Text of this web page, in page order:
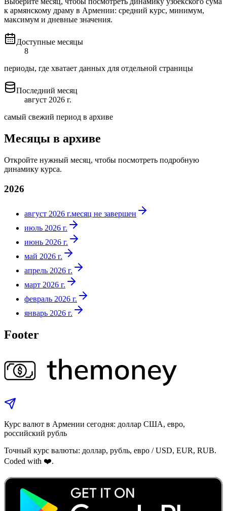
к армянскому драму в Армении: средний курс, минимум,
максимум и дневные значения.
Доступные месяцы
8
периоды, где хватает данных для отдельной страницы
Последний месяц
август 2026 г.
самый свежий период в архиве
Месяцы в архиве
Откройте нужный месяц, чтобы посмотреть подробную
динамику курса.
2026
август 2026 г.месяц не завершен
июль 2026 г.
июнь 2026 г.
май 2026 г.
апрель 2026 г.
март 2026 г.
февраль 2026 г.
январь 2026 г.
Footer
Курс валют в Армении сегодня: доллар США, евро,
российский рубль
Точный курс валюты: доллар, рубль, евро / USD, EUR, RUB.
Coded with ❤️.